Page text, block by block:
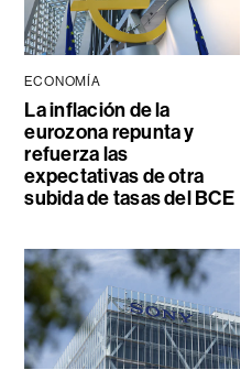
ECONOMÍA
La inflación de la
eurozona repunta y
refuerza las
expectativas de otra
subida de tasas del BCE